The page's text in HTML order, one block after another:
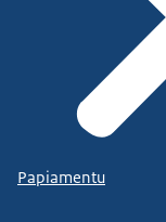
Papiamentu